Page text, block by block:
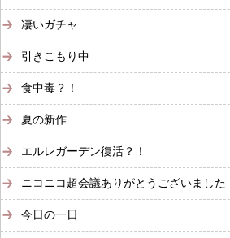
凄いガチャ
引きこもり中
食中毒？！
夏の新作
エルレガーデン復活？！
ニコニコ超会議ありがとうございました
今日の一日